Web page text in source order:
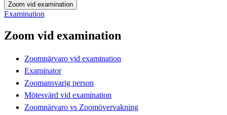
Zoom vid examination
Examination
Zoom vid examination
Zoomnärvaro vid examination
Examinator
Zoomansvarig person
Mötesvärd vid examination
Zoomnärvaro vs Zoomövervakning